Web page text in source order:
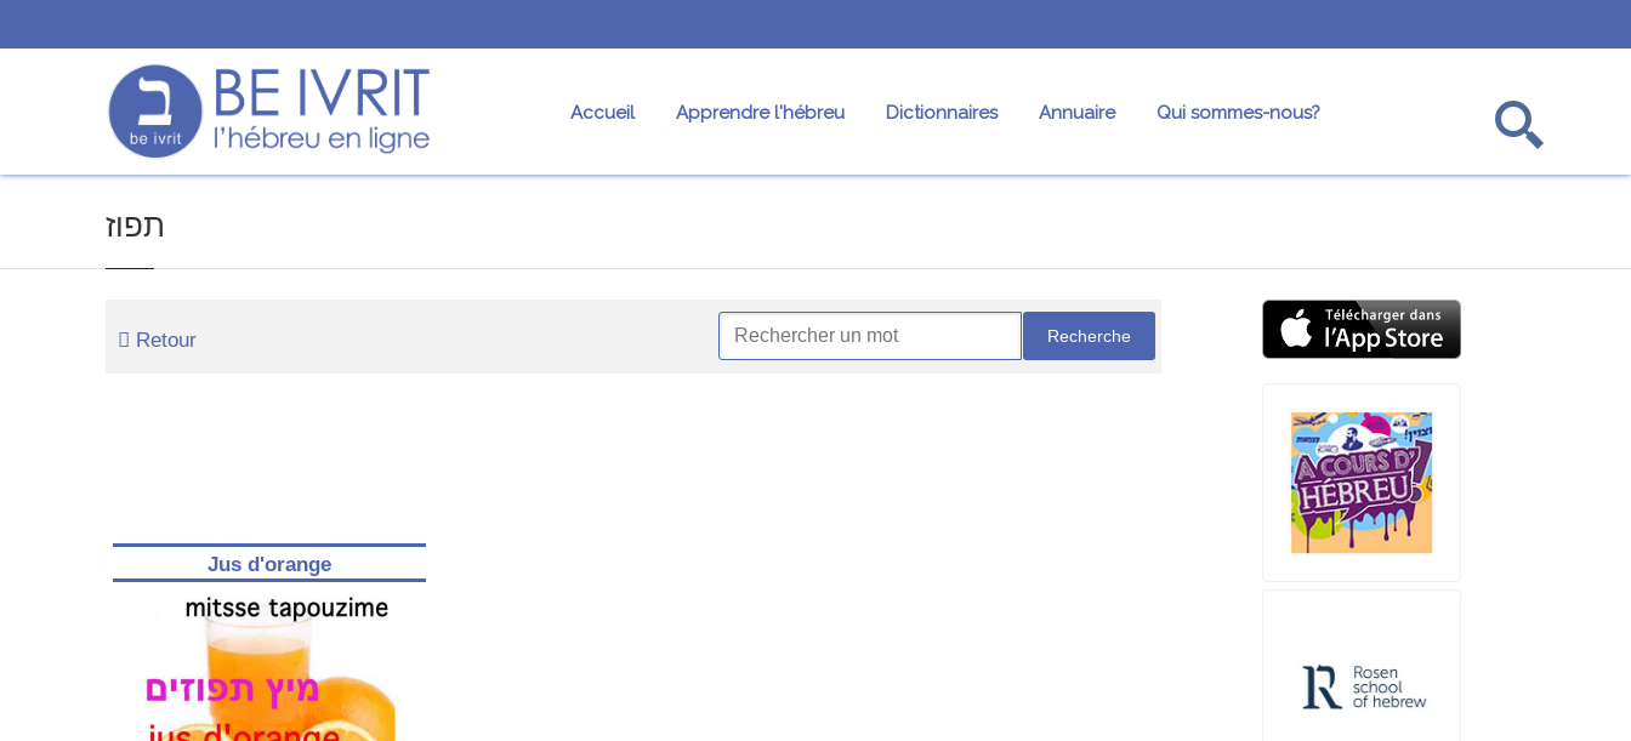
Accueil Apprendre l'hébreu Dictionnaires Annuaire Qui sommes-nous?
תפוז
Retour
Jus d'orange